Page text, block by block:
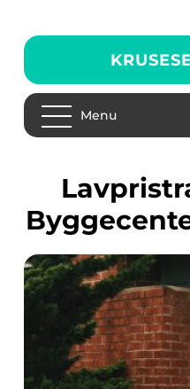
Menu
Lavpristræ, Trælast,